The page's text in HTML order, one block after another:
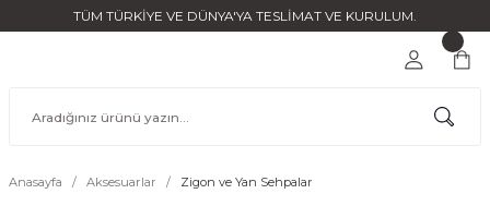
TÜM TÜRKİYE VE DÜNYA'YA TESLİMAT VE KURULUM.
Anasayfa Aksesuarlar Zigon ve Yan Sehpalar